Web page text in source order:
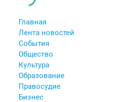
Главная
Лента новостей
События
Общество
Культура
Образование
Правосудие
Бизнес